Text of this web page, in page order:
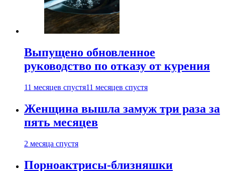
Выпущено обновленное
руководство по отказу от курения
11 месяцев спустя11 месяцев спустя
Женщина вышла замуж три раза за
пять месяцев
2 месяца спустя
Порноактрисы-близняшки